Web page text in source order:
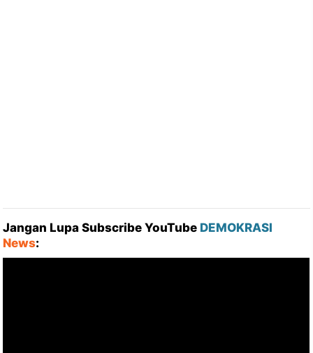
Jangan Lupa Subscribe YouTube DEMOKRASI
News: